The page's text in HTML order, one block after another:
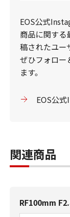
EOS公式
商品に関す
稿されたユー
ぜひフォロー
ます。
EOS公
関連商品
RF100mm